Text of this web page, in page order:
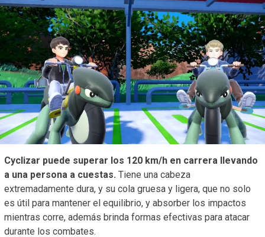
Cyclizar puede superar los 120 km/h en carrera llevando
a una persona a cuestas. Tiene una cabeza
extremadamente dura, y su cola gruesa y ligera, que no solo
es útil para mantener el equilibrio, y absorber los impactos
mientras corre, además brinda formas efectivas para atacar
durante los combates.